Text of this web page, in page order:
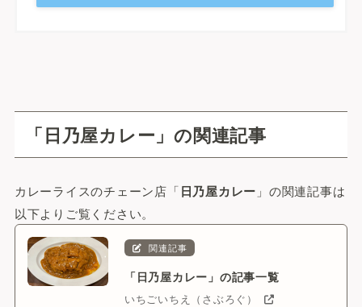
「日乃屋カレー」の関連記事
カレーライスのチェーン店「日乃屋カレー 」の関連記事は
以下よりご覧ください。
関連記事
「日乃屋カレー」の記事一覧
いちごいちえ（さぶろぐ）